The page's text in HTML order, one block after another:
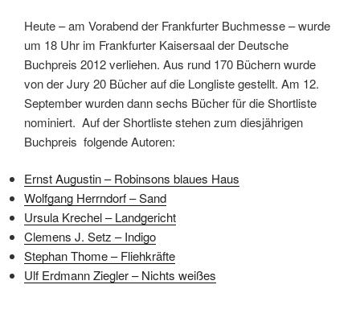
Heute – am Vorabend der Frankfurter Buchmesse – wurde
um 18 Uhr im Frankfurter Kaisersaal der Deutsche
Buchpreis 2012 verliehen. Aus rund 170 Büchern wurde
von der Jury 20 Bücher auf die Longliste gestellt. Am 12.
September wurden dann sechs Bücher für die Shortliste
nominiert. Auf der Shortliste stehen zum diesjährigen
Buchpreis folgende Autoren:
Ernst Augustin – Robinsons blaues Haus
Wolfgang Herrndorf – Sand
Ursula Krechel – Landgericht
Clemens J. Setz – Indigo
Stephan Thome – Fliehkräfte
Ulf Erdmann Ziegler – Nichts weißes